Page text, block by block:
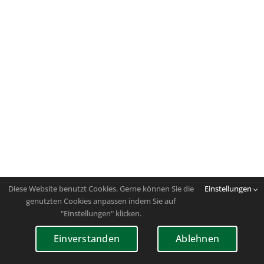
Diese Website benutzt Cookies. Gerne können Sie die
genutzten Cookies anpassen indem Sie auf
"Einstellungen" klicken.
Einstellungen
Einverstanden Ablehnen